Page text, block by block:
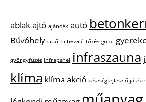
ablakajtó ajándék autó
Búvóhely cipő fülbevaló főzés gumi
gyöngyfűzés infrapanel infraszauna
klíma klíma akció készségfejlesztő